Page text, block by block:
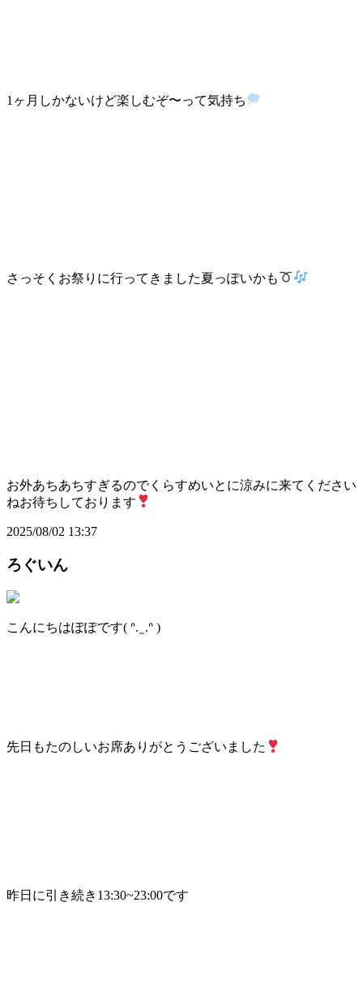
1ヶ月しかないけど楽しむぞ〜って気持ち
さっそくお祭りに行ってきました夏っぽいかも
お外あちあちすぎるのでくらすめいとに涼みに来てください
ねお待ちしております
2025/08/02 13:37
ろぐいん
こんにちはぽぽです( ᐢ. ̫ .ᐢ )
先日もたのしいお席ありがとうございました
昨日に引き続き13:30~23:00です